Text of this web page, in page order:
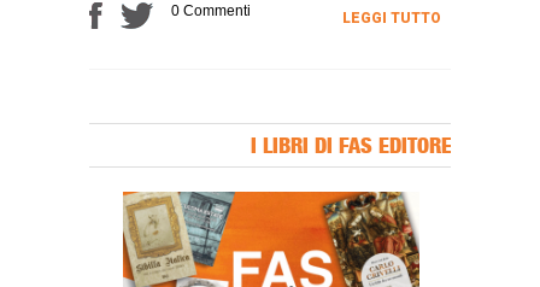
0 Commenti LEGGI TUTTO
I LIBRI DI FAS EDITORE